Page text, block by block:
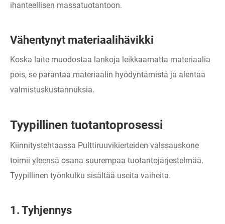
ihanteellisen massatuotantoon.
Vähentynyt materiaalihävikki
Koska laite muodostaa lankoja leikkaamatta materiaalia
pois, se parantaa materiaalin hyödyntämistä ja alentaa
valmistuskustannuksia.
Tyypillinen tuotantoprosessi
Kiinnitystehtaassa Pulttiruuvikierteiden valssauskone
toimii yleensä osana suurempaa tuotantojärjestelmää.
Tyypillinen työnkulku sisältää useita vaiheita.
1. Tyhjennys